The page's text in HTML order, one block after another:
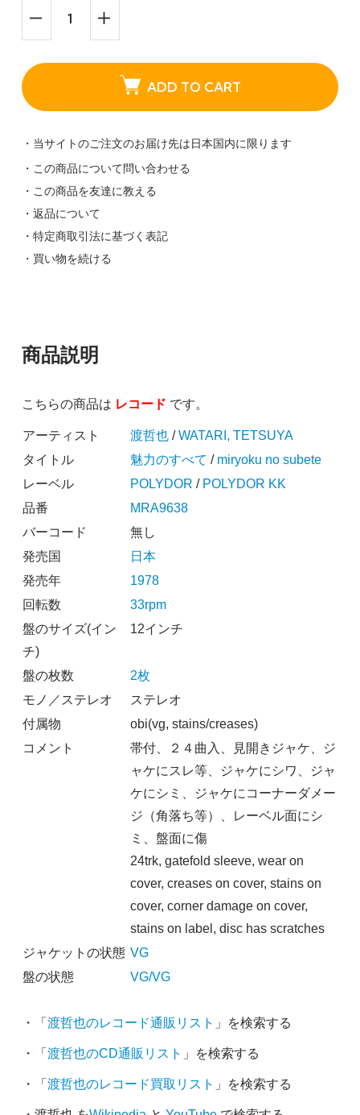
ADD TO CART
・当サイトのご注文のお届け先は日本国内に限ります
・この商品について問い合わせる
・この商品を友達に教える
・返品について
・特定商取引法に基づく表記
・買い物を続ける
商品説明
こちらの商品は レコード です。
アーティスト 渡哲也/WATARI, TETSUYA
タイトル
魅力のすべて / miryoku no subete
レーベル
POLYDOR / POLYDOR KK
品番
MRA9638
バーコード
無し
発売国
日本
発売年
1978
回転数
33rpm
盤のサイズ(イン
チ)
12インチ
盤の枚数
2枚
モノ／ステレオ
ステレオ
付属物
obi(vg, stains/creases)
コメント
帯付、２４曲入、見開きジャケ、ジ
ャケにスレ等、ジャケにシワ、ジャ
ケにシミ、ジャケにコーナーダメー
ジ（角落ち等）、レーベル面にシ
ミ、盤面に傷
24trk, gatefold sleeve, wear on
cover, creases on cover, stains on
cover, corner damage on cover,
stains on label, disc has scratches
ジャケットの状態 VG
盤の状態
VG/VG
・「 渡哲也のレコード通販リスト 」を検索する
・「 渡哲也のCD通販リスト 」を検索する
・「 渡哲也のレコード買取リスト 」を検索する